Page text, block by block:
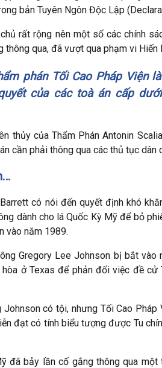
bản Tuyên Ngôn Độc Lập
rất rộng nên một số các chính
thông qua, đã vượt qua phạm vi Hiến
phán Tối Cao Pháp Viện
của các toà án cấp
thủy của Thẩm Phán Antonin
cần phải thông qua các thủ tục
có nói đến quyết định khó
dành cho lá Quốc Kỳ Mỹ để bỏ
vào năm 1989.
Gregory Lee Johnson bị bắt
ở Texas để phản đối việc đề cử
có tội, nhưng Tối Cao
đạt có tính biểu tượng được Tu
đã bảy lần cố gắng thông qua một